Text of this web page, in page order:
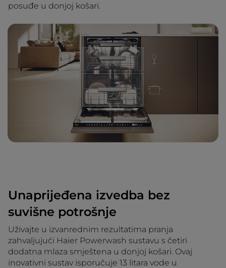
posuđe u donjoj košari.
Unaprijeđena izvedba bez
suvišne potrošnje
Uživajte u izvanrednim rezultatima pranja
zahvaljujući Haier Powerwash sustavu s četiri
dodatna mlaza smještena u donjoj košari. Ovaj
inovativni sustav isporučuje 13 litara vode u